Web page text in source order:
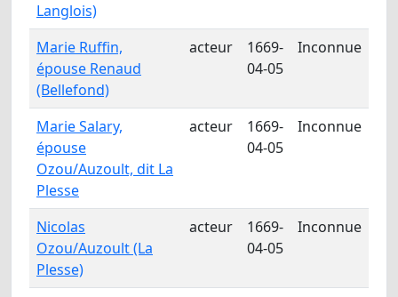
Langlois)
Marie Ruffin,
épouse Renaud
(Bellefond)
acteur
1669-
04-05
Inconnue
Marie Salary,
épouse
Ozou/Auzoult, dit La
Plesse
acteur
1669-
04-05
Inconnue
Nicolas
Ozou/Auzoult (La
Plesse)
acteur
1669-
04-05
Inconnue